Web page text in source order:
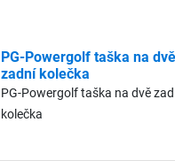
PG-Powergolf taška na dvě
zadní kolečka
PG-Powergolf taška na dvě
kolečka